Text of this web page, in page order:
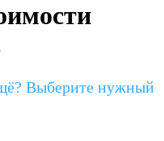
Выберите нужный